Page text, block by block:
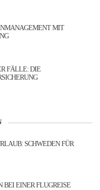
MIT
FÄLLE: DIE
SCHWEDEN FÜR
BEI EINER FLUGREISE